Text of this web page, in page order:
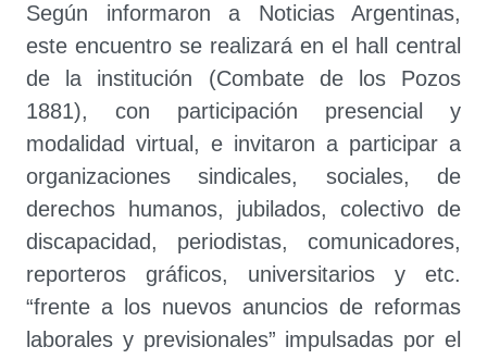
Según informaron a Noticias Argentinas,
este encuentro se realizará en el hall central
de la institución (Combate de los Pozos
1881), con participación presencial y
modalidad virtual, e invitaron a participar a
organizaciones sindicales, sociales, de
derechos humanos, jubilados, colectivo de
discapacidad, periodistas, comunicadores,
reporteros gráficos, universitarios y etc.
“frente a los nuevos anuncios de reformas
laborales y previsionales” impulsadas por el